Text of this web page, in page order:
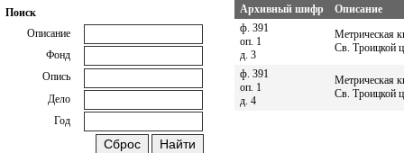
Поиск
Описание
Фонд
Опись
Дело
Год
Архивный шифр
Описание
ф. 391
оп. 1
д. 3
Метрическая
Св. Троицкой
ф. 391
оп. 1
д. 4
Метрическая
Св. Троицкой